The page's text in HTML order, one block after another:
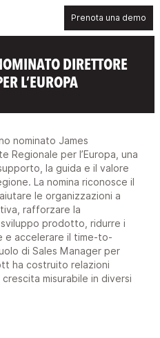
Prenota una demo
DIRETTORE
L’EUROPA
nominato James
Regionale per l’Europa, una
la guida e il valore
La nomina riconosce il
le organizzazioni a
rafforzare la
prodotto, ridurre i
e accelerare il time-to-
di Sales Manager per
ha costruito relazioni
misurabile in diversi